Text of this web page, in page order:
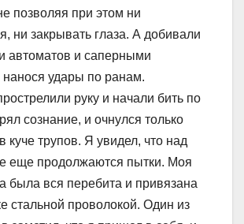
позволяя при этом ни
ни закрывать глаза. А добивали
автоматов и саперными
нанося удары по ранам.
руку и начали бить по
сознание, и очнулся только
куче трупов. Я увидел, что над
еще продолжаются пытки. Моя
была вся перебита и привязана
стальной проволокой. Один из